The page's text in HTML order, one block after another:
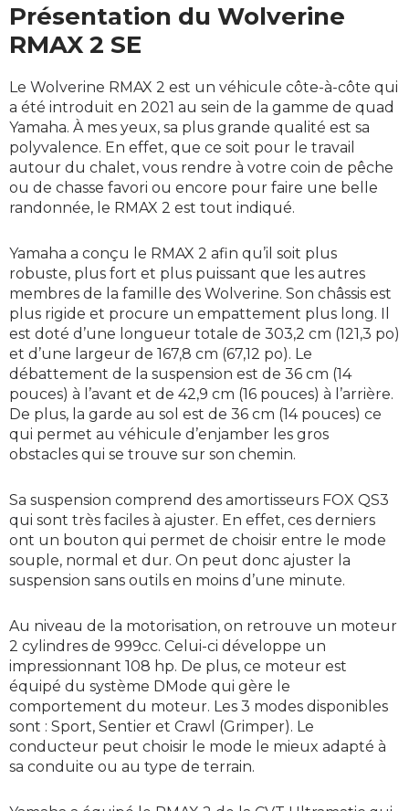
Présentation du Wolverine
RMAX 2 SE
Le Wolverine RMAX 2 est un véhicule côte-à-côte qui
a été introduit en 2021 au sein de la gamme de quad
Yamaha. À mes yeux, sa plus grande qualité est sa
polyvalence. En effet, que ce soit pour le travail
autour du chalet, vous rendre à votre coin de pêche
ou de chasse favori ou encore pour faire une belle
randonnée, le RMAX 2 est tout indiqué.
Yamaha a conçu le RMAX 2 afin qu’il soit plus
robuste, plus fort et plus puissant que les autres
membres de la famille des Wolverine. Son châssis est
plus rigide et procure un empattement plus long. Il
est doté d’une longueur totale de 303,2 cm (121,3 po)
et d’une largeur de 167,8 cm (67,12 po). Le
débattement de la suspension est de 36 cm (14
pouces) à l’avant et de 42,9 cm (16 pouces) à l’arrière.
De plus, la garde au sol est de 36 cm (14 pouces) ce
qui permet au véhicule d’enjamber les gros
obstacles qui se trouve sur son chemin.
Sa suspension comprend des amortisseurs FOX QS3
qui sont très faciles à ajuster. En effet, ces derniers
ont un bouton qui permet de choisir entre le mode
souple, normal et dur. On peut donc ajuster la
suspension sans outils en moins d’une minute.
Au niveau de la motorisation, on retrouve un moteur
2 cylindres de 999cc. Celui-ci développe un
impressionnant 108 hp. De plus, ce moteur est
équipé du système DMode qui gère le
comportement du moteur. Les 3 modes disponibles
sont : Sport, Sentier et Crawl (Grimper). Le
conducteur peut choisir le mode le mieux adapté à
sa conduite ou au type de terrain.